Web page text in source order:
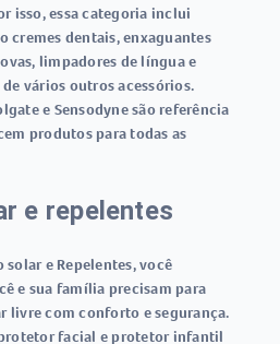
isso, essa categoria inclui
cremes dentais, enxaguantes
limpadores de língua e
vários outros acessórios.
e Sensodyne são referência
produtos para todas as
e repelentes
solar e Repelentes, você
e sua família precisam para
livre com conforto e segurança.
facial e protetor infantil